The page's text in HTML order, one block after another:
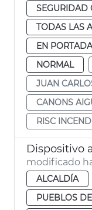
SEGURIDAD
TODAS LAS
EN PORTADA
NORMAL
JUAN
CANONS
RISC
modificado
ALCALDÍA
PUEBLOS